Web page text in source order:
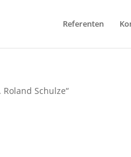
Referenten
Schulze“